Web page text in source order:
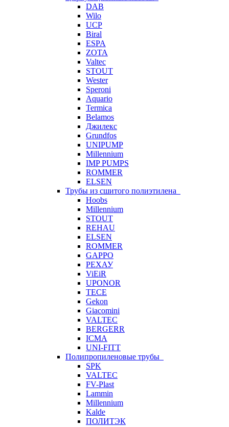
DAB
Wilo
UCP
Biral
ESPA
ZOTA
Valtec
STOUT
Wester
Speroni
Aquario
Termica
Belamos
Джилекс
Grundfos
UNIPUMP
Millennium
IMP PUMPS
ROMMER
ELSEN
Трубы из сшитого полиэтилена
Hoobs
Millennium
STOUT
REHAU
ELSEN
ROMMER
GAPPO
РЕХАУ
ViEiR
UPONOR
TECE
Gekon
Giacomini
VALTEC
BERGERR
ICMA
UNI-FITT
Полипропиленовые трубы
SPK
VALTEC
FV-Plast
Lammin
Millennium
Kalde
ПОЛИТЭК